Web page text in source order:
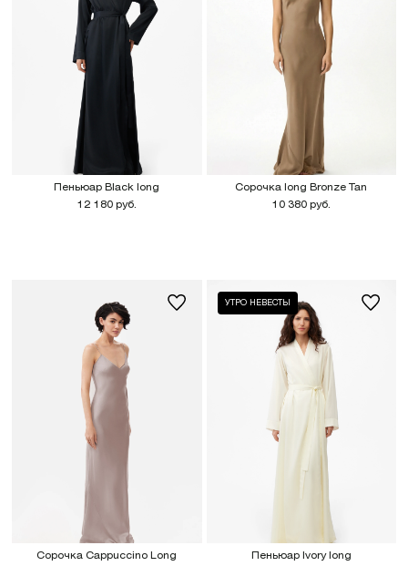
Пеньюар Black long
12 180 руб.
Сорочка long Bronze Tan
10 380 руб.
Сорочка Сappuccino Long
УТРО НЕВЕСТЫ
Пеньюар Ivory long
ПОДПИСАТЬСЯ
Нажимая "подписаться" даю согласие
на обработку персональных данных
* промокод придет на указанную
почту после ее подтверждения